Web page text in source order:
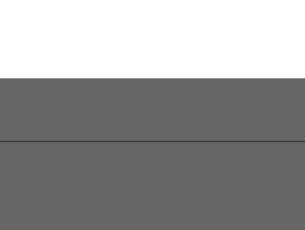
特定商